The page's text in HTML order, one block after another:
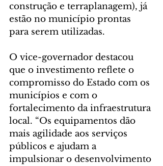
construção e terraplanagem), já
estão no município prontas
para serem utilizadas.
O vice-governador destacou
que o investimento reflete o
compromisso do Estado com os
municípios e com o
fortalecimento da infraestrutura
local. “Os equipamentos dão
mais agilidade aos serviços
públicos e ajudam a
impulsionar o desenvolvimento